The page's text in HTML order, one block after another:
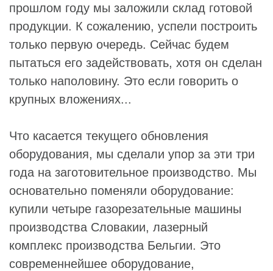
прошлом году мы заложили склад готовой
продукции. К сожалению, успели построить
только первую очередь. Сейчас будем
пытаться его задействовать, хотя он сделан
только наполовину. Это если говорить о
крупных вложениях...
Что касается текущего обновления
оборудования, мы сделали упор за эти три
года на заготовительное производство. Мы
основательно поменяли оборудование:
купили четыре газорезательные машины
производства Словакии, лазерный
комплекс производства Бельгии. Это
современнейшее оборудование,